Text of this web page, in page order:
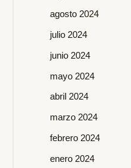
agosto 2024
julio 2024
junio 2024
mayo 2024
abril 2024
marzo 2024
febrero 2024
enero 2024